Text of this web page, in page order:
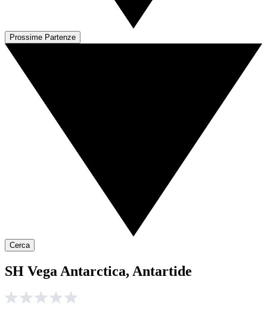
Prossime Partenze
Cerca
SH Vega Antarctica, Antartide